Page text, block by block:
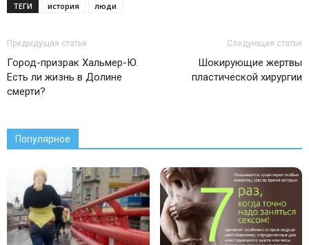
ТЕГИ история люди
Предыдущая статья
Город-призрак Хальмер-Ю.
Есть ли жизнь в Долине
смерти?
Следующая статья
Шокирующие жертвы
пластической хирургии
Популярное